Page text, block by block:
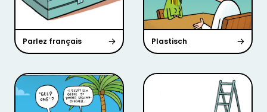
Parlez français Plastisch